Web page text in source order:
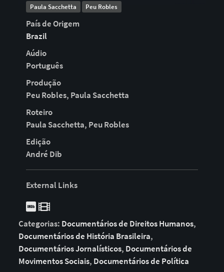
Paula Sacchetta Peu Robles
País de Origem
Brazil
Aúdio
Português
Produção
Peu Robles, Paula Sacchetta
Roteiro
Paula Sacchetta, Peu Robles
Edição
André Dib
External Links
Categorias: Documentários de Direitos Humanos,
Documentários de História Brasileira,
Documentários Jornalísticos, Documentários de
Movimentos Sociais, Documentários de Política